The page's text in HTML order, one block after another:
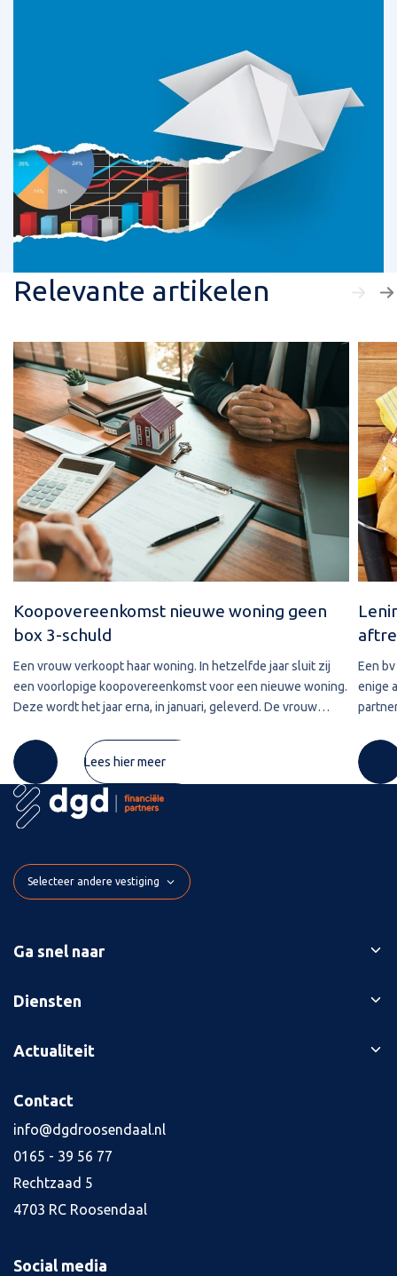
Relevante artikelen
Koopovereenkomst nieuwe woning geen
box 3-schuld
Een vrouw verkoopt haar woning. In hetzelfde jaar sluit zij
een voorlopige koopovereenkomst voor een nieuwe woning.
Deze wordt het jaar erna, in januari, geleverd. De vrouw
derdengeldrekening van
Lees hier meer
Een
enige
Selecteer andere vestiging
Ga snel naar
Ons verhaal
Succesverhalen
Diensten
Bedrijfsopvolging
Boekhouding
Jaarrekening
Kredietaanvraag
Salarisadministratie
Tax planning
Actualiteit
Blog
Kennisbank
Vacatures
4
Contact
info@dgdroosendaal.nl
0165 - 39 56 77
Rechtzaad 5
4703 RC Roosendaal
Social media